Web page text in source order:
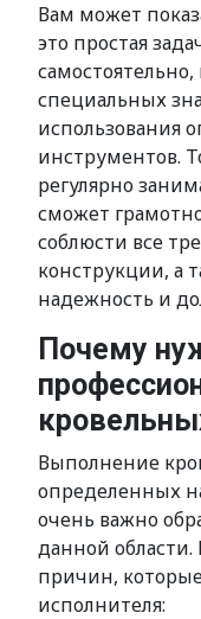
Вам может
это простая
самостоятельно,
специальных
использования
инструментов.
регулярно
сможет
соблюсти все
конструкции, а
надежность и
Почему
Выполнение
определенных
очень важно
данной области.
причин,
исполнителя: